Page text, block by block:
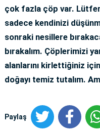
çok fazla çöp var.
sadece kendinizi
sonraki nesillere
bırakalım. Çöplerimizi
alanlarını kirlettiğiniz
doğayı temiz tutalım.
Paylaş